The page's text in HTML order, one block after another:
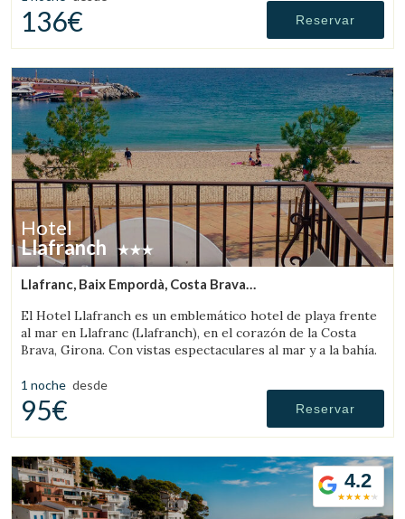
136€ Reservar
Hotel
Llafranch
Llafranc, Baix Empordà, Costa Brava
El Hotel Llafranch es un emblemático hotel de playa frente
al mar en Llafranc (Llafranch), en el corazón de la Costa
Brava, Girona. Con vistas espectaculares al mar y a la bahía.
1 noche desde
95€ Reservar
4.2